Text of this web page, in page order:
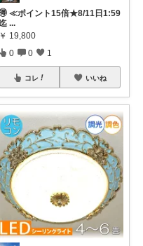
≪ポイント15倍★8/11日1:59
...
￥ 19,800
0 0 1
コレ いいね